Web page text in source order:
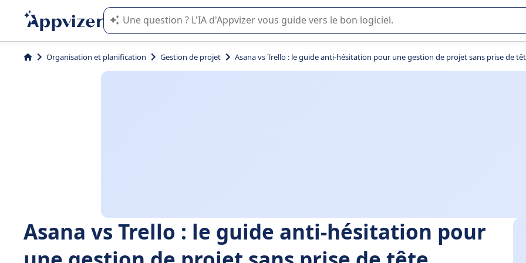
L'IA de Appvizer vous guide dans l'utilisation ou la sélection de logiciel SaaS en entreprise.
Organisation et planification Gestion de projet Asana vs Trello : le guide anti-hésitation pour une gestion de projet sans prise de
Asana vs Trello : le guide anti-hésitation pour